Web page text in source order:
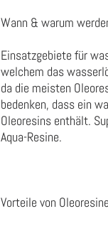
Wann & warum
Einsatzgebiete für
welchem das
da die meisten
bedenken, dass ein
Oleoresins enthält.
Aqua-Resine.
Vorteile von